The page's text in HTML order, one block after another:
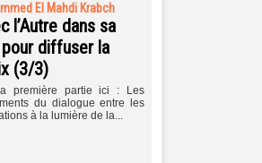
El Mahdi Krabch
l’Autre dans sa
diffuser la
(3/3)
première partie ici : Les
du dialogue entre les
à la lumière de la...